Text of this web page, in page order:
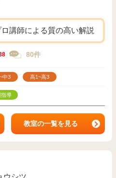
講師による質の高い解説
80件
中3 高1~高3
指導
教室の一覧を見る